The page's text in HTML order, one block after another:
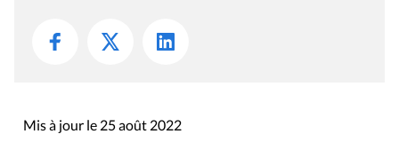
Mis à jour le 25 août 2022